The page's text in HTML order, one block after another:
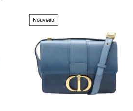
Nouveau